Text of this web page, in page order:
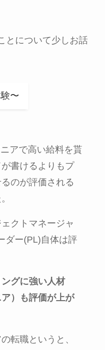
とについて少しお話
〜
アで高い給料を貰
書けるよりもプ
のが評価される
クトマネージャ
ダー(PL)自体は評
グに強い人材
ア）も評価が上が
転職というと、